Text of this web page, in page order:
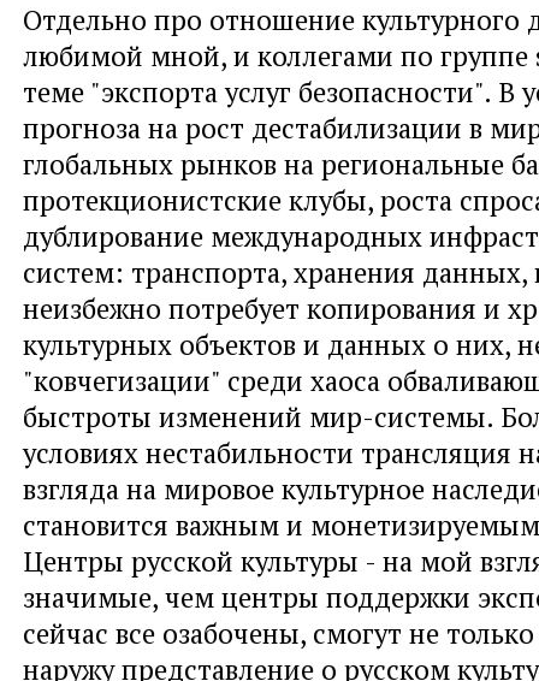
Отдельно про отношение культурного
любимой мной, и коллегами по группе
теме "экспорта услуг безопасности". В
прогноза на рост дестабилизации в
глобальных рынков на региональные
протекционистские клубы, роста
дублирование международных
систем: транспорта, хранения данных,
неизбежно потребует копирования и
культурных объектов и данных о них,
"ковчегизации" среди хаоса
быстроты изменений мир-системы.
условиях нестабильности трансляция
взгляда на мировое культурное
становится важным и
Центры русской культуры - на мой
значимые, чем центры поддержки
сейчас все озабочены, смогут не
наружу представление о русском